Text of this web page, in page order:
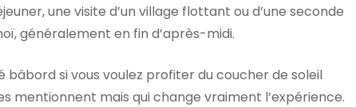
une visite d’un village flottant ou d’une seconde
généralement en fin d’après-midi.
bâbord si vous voulez profiter du coucher de soleil
mentionnent mais qui change vraiment l’expérience.